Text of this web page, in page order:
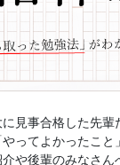
見事合格した先
ってよかったこと
や後輩のみなさん